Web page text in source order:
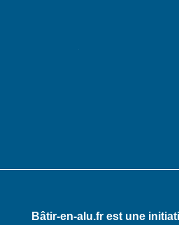
Bâtir-en-alu.fr est une